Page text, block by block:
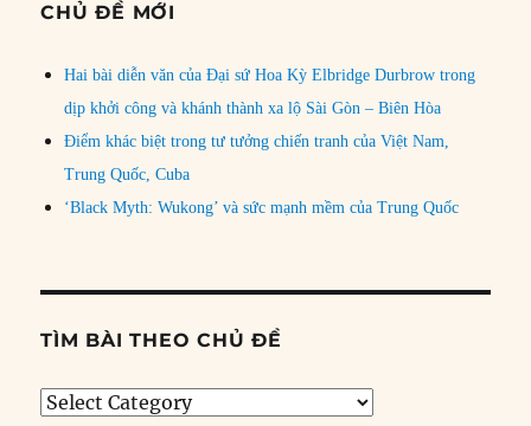
CHỦ ĐỀ MỚI
Hai bài diễn văn của Đại sứ Hoa Kỳ Elbridge Durbrow trong
dịp khởi công và khánh thành xa lộ Sài Gòn – Biên Hòa
Điểm khác biệt trong tư tưởng chiến tranh của Việt Nam,
Trung Quốc, Cuba
‘Black Myth: Wukong’ và sức mạnh mềm của Trung Quốc
TÌM BÀI THEO CHỦ ĐỀ
Tìm